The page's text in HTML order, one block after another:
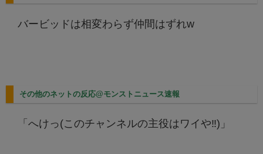
バービッドは相変わらず仲間はずれw
その他のネットの反応@モンストニュース速報
「へけっ(このチャンネルの主役はワイや‼️)」